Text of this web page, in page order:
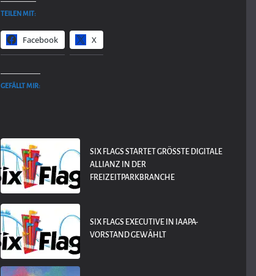
TEILEN MIT:
Facebook X
GEFÄLLT MIR:
SIX FLAGS STARTET GRÖSSTE DIGITALE A
LLIANZ IN DER F
REIZEITPARKBRANCHE
SIX FLAGS EXECUTIVE IN IAAPA-
VORSTAND GEWÄHLT